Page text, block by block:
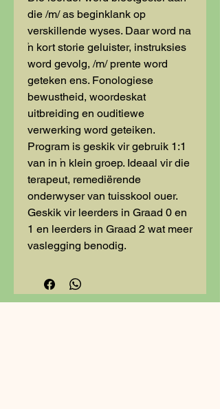
die /m/ as beginklank op
verskillende wyses. Daar word na
'n kort storie geluister, instruksies
word gevolg, /m/ prente word
geteken ens. Fonologiese
bewustheid, woordeskat
uitbreiding en ouditiewe
verwerking word geteiken.
Program is geskik vir gebruik 1:1
van in 'n klein groep. Ideaal vir die
terapeut, remediërende
onderwyser van tuisskool ouer.
Geskik vir leerders in Graad 0 en
1 en leerders in Graad 2 wat meer
vaslegging benodig.